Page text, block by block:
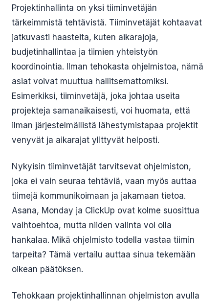
Projektinhallinta on yksi tiiminvetäjän
tärkeimmistä tehtävistä. Tiiminvetäjät kohtaavat
jatkuvasti haasteita, kuten aikarajoja,
budjetinhallintaa ja tiimien yhteistyön
koordinointia. Ilman tehokasta ohjelmistoa, nämä
asiat voivat muuttua hallitsemattomiksi.
Esimerkiksi, tiiminvetäjä, joka johtaa useita
projekteja samanaikaisesti, voi huomata, että
ilman järjestelmällistä lähestymistapaa projektit
venyvät ja aikarajat ylittyvät helposti.
Nykyisin tiiminvetäjät tarvitsevat ohjelmiston,
joka ei vain seuraa tehtäviä, vaan myös auttaa
tiimejä kommunikoimaan ja jakamaan tietoa.
Asana, Monday ja ClickUp ovat kolme suosittua
vaihtoehtoa, mutta niiden valinta voi olla
hankalaa. Mikä ohjelmisto todella vastaa tiimin
tarpeita? Tämä vertailu auttaa sinua tekemään
oikean päätöksen.
Tehokkaan projektinhallinnan ohjelmiston avulla